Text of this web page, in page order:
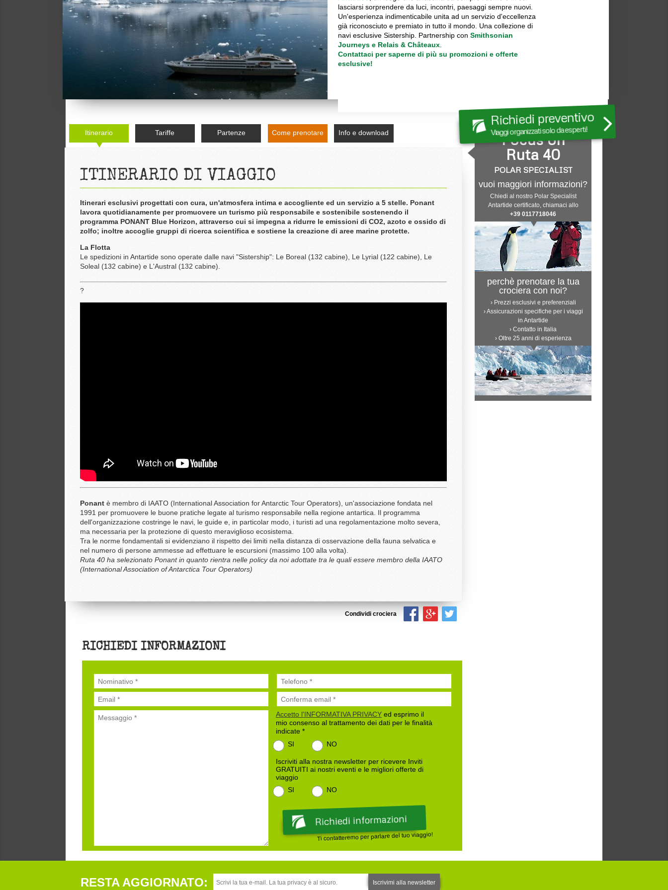
lasciarsi sorprendere da luci, incontri, paesaggi sempre nuovi.
Un'esperienza indimenticabile unita ad un servizio d'eccellenza
già riconosciuto e premiato in tutto il mondo. Una collezione di
navi esclusive Sistership. Partnership conSmithsonian
Journeys e Relais & Châteaux.
Contattaci per saperne di più su promozioni e offerte
esclusive!
Richiedi preventivo
Viaggi organizzati solo da esperti!
Itinerario Tariffe Partenze Come prenotare Info e download
ITINERARIO DI VIAGGIO
Itinerari esclusivi progettati con cura, un'atmosfera intima e accogliente ed un servizio a 5 stelle. Ponant
lavora quotidianamente per promuovere un turismo più responsabile e sostenibile sostenendo il
programma PONANT Blue Horizon, attraverso cui si impegna a ridurre le emissioni di CO2, azoto e ossido di
zolfo; inoltre accoglie gruppi di ricerca scientifica e sostiene la creazione di aree marine protette.
La Flotta
Le spedizioni in Antartide sono operate dalle navi "Sistership": Le Boreal (132 cabine), Le Lyrial (122 cabine), Le
Soleal (132 cabine) e L'Austral (132 cabine).
?
Ponant è membro di IAATO (International Association for Antarctic Tour Operators), un'associazione fondata nel
1991 per promuovere le buone pratiche legate al turismo responsabile nella regione antartica. Il programma
dell'organizzazione costringe le navi, le guide e, in particolar modo, i turisti ad una regolamentazione molto severa,
ma necessaria per la protezione di questo meraviglioso ecosistema.
Tra le norme fondamentali si evidenziano il rispetto dei limiti nella distanza di osservazione della fauna selvatica e
nel numero di persone ammesse ad effettuare le escursioni (massimo 100 alla volta).
Ruta 40 ha selezionato Ponant in quanto rientra nelle policy da noi adottate tra le quali essere membro della IAATO
(International Association of Antarctica Tour Operators)
Condividi crociera
RICHIEDI INFORMAZIONI
Accetto l'INFORMATIVA PRIVACYed esprimo il
mio consenso al trattamento dei dati per le finalità
indicate *
SI
NO
Iscriviti alla nostra newsletter per ricevere Inviti
GRATUITI ai nostri eventi e le migliori offerte di
viaggio
SI
NO
Ti contatteremo per parlare del tuo viaggio!
Focus on
Ruta 40
POLAR SPECIALIST
vuoi maggiori informazioni?
Chiedi al nostro Polar Specialist
Antartide certificato, chiamaci allo
+39 0117718046
perchè prenotare la tua
crociera con noi?
› Prezzi esclusivi e preferenziali
› Assicurazioni specifiche per i viaggi
in Antartide
› Contatto in Italia
› Oltre 25 anni di esperienza
RESTA AGGIORNATO: